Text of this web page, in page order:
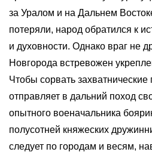
за Уралом и на Дальнем
потеряли, народ обратился к
и духовности. Однако враг не
Новгорода встревожен
Чтобы сорвать
отправляет в дальний поход
опытного военачальника
полусотней княжеских
следует по городам и весям,